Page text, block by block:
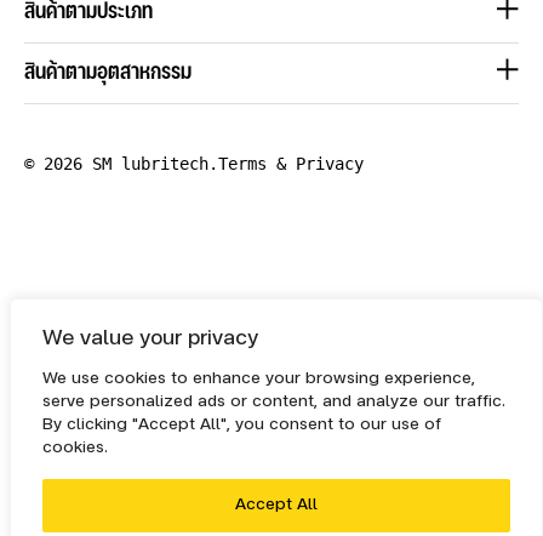
We value your privacy
We use cookies to enhance your browsing experience,
serve personalized ads or content, and analyze our traffic.
By clicking "Accept All", you consent to our use of
cookies.
Accept All
สินค้าตามประเภท
สินค้าตามอุตสาหกรรม
© 2026 SM lubritech.Terms & Privacy